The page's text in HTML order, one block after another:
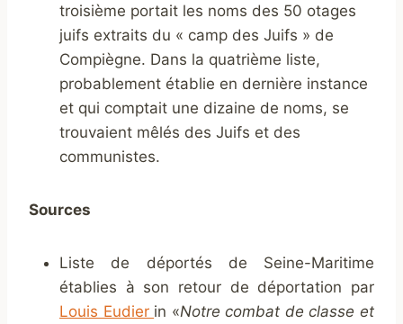
troisième portait les noms des 50 otages
juifs extraits du « camp des Juifs » de
Compiègne. Dans la quatrième liste,
probablement établie en dernière instance
et qui comptait une dizaine de noms, se
trouvaient mêlés des Juifs et des
communistes.
Sources
Liste de déportés de Seine-Maritime
établies à son retour de déportation par
Louis Eudier in «Notre combat de classe et